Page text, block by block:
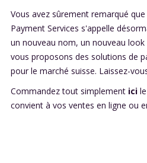
Vous avez sûrement remarqué
Payment Services s'appelle
un nouveau nom, un nouveau
vous proposons des solutions de
pour le marché suisse. Laissez-
Commandez tout simplement ici
convient à vos ventes en ligne ou